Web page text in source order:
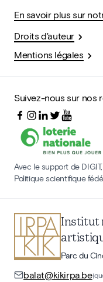
En savoir plus sur
Droits d'auteur
Mentions légales
Suivez-nous sur nos
Avec le support de
Politique scientifique
Institut
Parc du
balat@kikirpa.be